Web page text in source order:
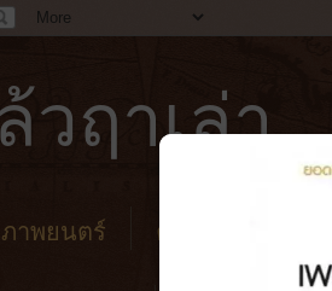
วฤาเล่า
ภาพยนตร์ คาเฟ่